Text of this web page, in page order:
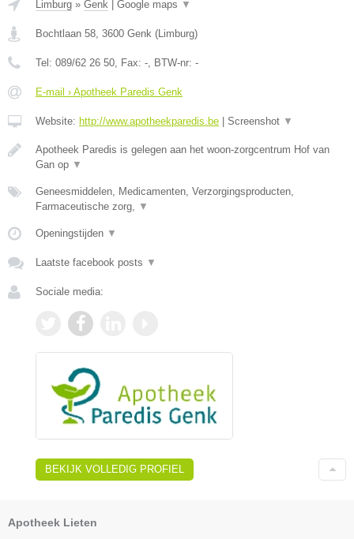
Limburg » Genk Google maps ▼
Bochtlaan 58 3600 Genk ( Limburg)
Tel: 089/62 26 50 , Fax: - , BTW-nr: -
E-mail › Apotheek Paredis Genk
Website: http://www.apotheekparedis.be Screenshot ▼
Apotheek Paredis is gelegen aan het woon-zorgcentrum Hof van
Gan op ▼
Geneesmiddelen, Medicamenten, Verzorgingsproducten,
Farmaceutische zorg,
▼
Openingstijden ▼
Laatste facebook posts ▼
Sociale media:
BEKIJK VOLLEDIG PROFIEL
Apotheek Lieten